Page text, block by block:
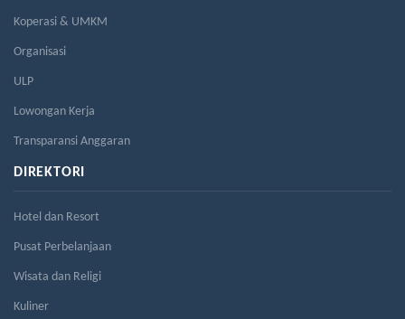
Koperasi & UMKM
Organisasi
ULP
Lowongan Kerja
Transparansi Anggaran
DIREKTORI
Hotel dan Resort
Pusat Perbelanjaan
Wisata dan Religi
Kuliner